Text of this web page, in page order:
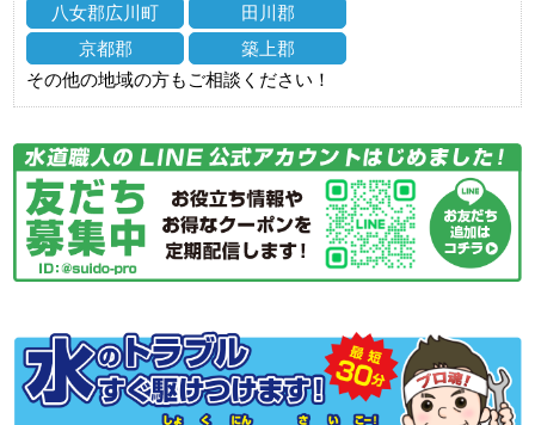
八女郡広川町
田川郡
京都郡
築上郡
その他の地域の方もご相談ください！